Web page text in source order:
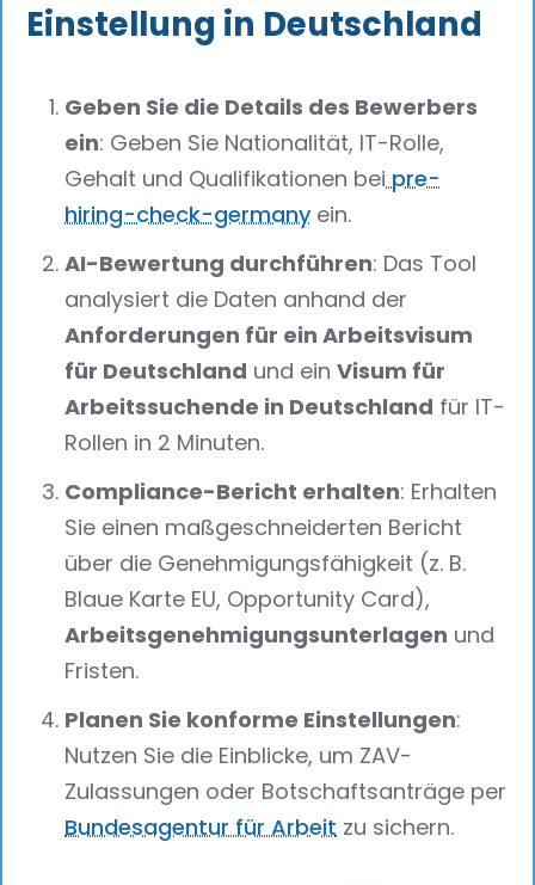
Einstellung in Deutschland
Geben Sie die Details des Bewerbers
ein: Geben Sie Nationalität, IT-Rolle,
Gehalt und Qualifikationen beipre-
hiring-check-germany ein.
AI-Bewertung durchführen: Das Tool
analysiert die Daten anhand der
Anforderungen für ein Arbeitsvisum
für Deutschland und einVisum für
Arbeitssuchende in Deutschland für IT-
Rollen in 2 Minuten.
Compliance-Bericht erhalten: Erhalten
Sie einen maßgeschneiderten Bericht
über die Genehmigungsfähigkeit (z. B.
Blaue Karte EU, Opportunity Card),
Arbeitsgenehmigungsunterlagen und
Fristen.
Planen Sie konforme Einstellungen:
Nutzen Sie die Einblicke, um ZAV-
Zulassungen oder Botschaftsanträge per
Bundesagentur für Arbeit zu sichern.